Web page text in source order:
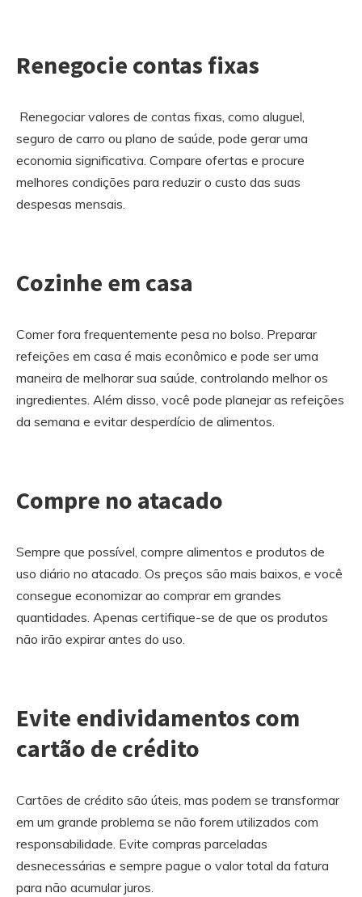
Renegocie contas fixas
Renegociar valores de contas fixas, como aluguel,
seguro de carro ou plano de saúde, pode gerar uma
economia significativa. Compare ofertas e procure
melhores condições para reduzir o custo das suas
despesas mensais.
Cozinhe em casa
Comer fora frequentemente pesa no bolso. Preparar
refeições em casa é mais econômico e pode ser uma
maneira de melhorar sua saúde, controlando melhor os
ingredientes. Além disso, você pode planejar as refeições
da semana e evitar desperdício de alimentos.
Compre no atacado
Sempre que possível, compre alimentos e produtos de
uso diário no atacado. Os preços são mais baixos, e você
consegue economizar ao comprar em grandes
quantidades. Apenas certifique-se de que os produtos
não irão expirar antes do uso.
Evite endividamentos com
cartão de crédito
Cartões de crédito são úteis, mas podem se transformar
em um grande problema se não forem utilizados com
responsabilidade. Evite compras parceladas
desnecessárias e sempre pague o valor total da fatura
para não acumular juros.